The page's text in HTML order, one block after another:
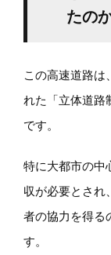
たの
この高速道路は
れた「立体道路
です。
特に大都市の中
収が必要とされ
者の協力を得る
す。